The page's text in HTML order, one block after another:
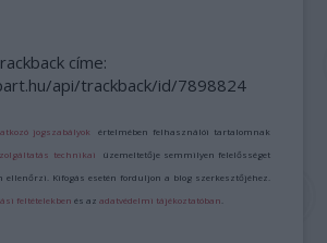
címe:
api/trackback/id/7898824
jogszabályok értelmében felhasználói tartalomnak
technikai üzemeltetője semmilyen felelősséget
Kifogás esetén forduljon a blog szerkesztőjéhez.
feltételekben és azadatvédelmi tájékoztatóban